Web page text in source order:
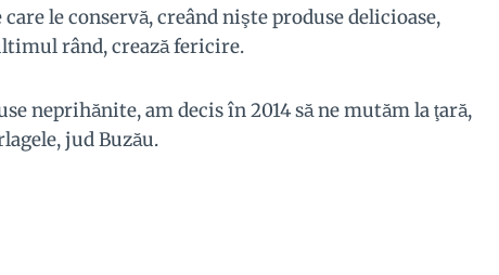
le conservă, creând nişte produse delicioase,
rând, crează fericire.
neprihănite, am decis în 2014 să ne mutăm la ţară,
jud Buzău.